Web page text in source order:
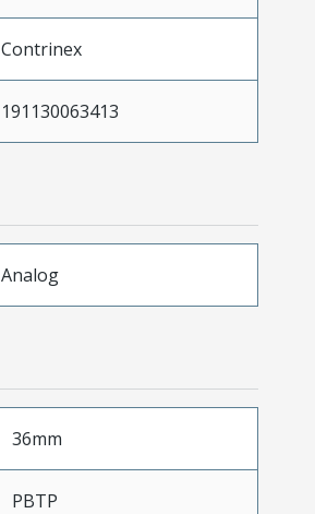
Contrinex
191130063413
Analog
36mm
PBTP